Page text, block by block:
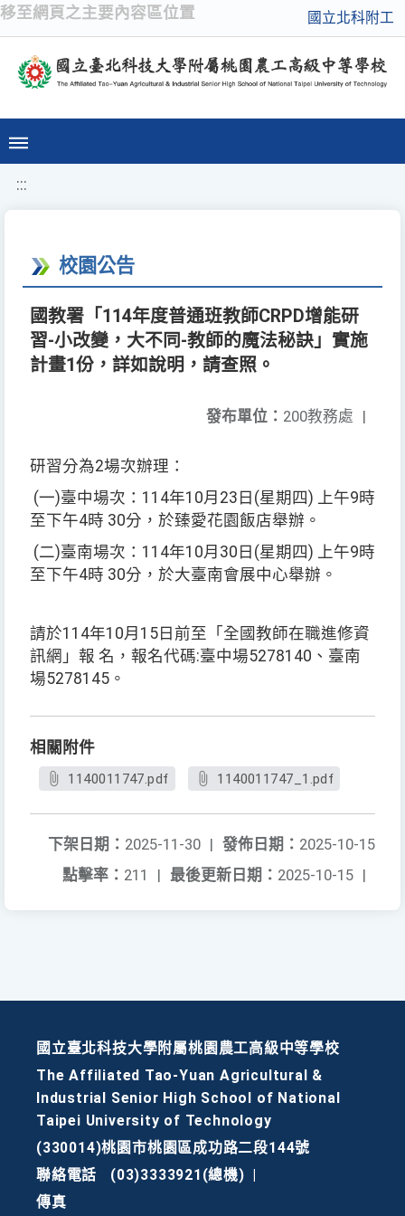
移至網頁之主要內容區位置 國立北科附工
:::
校園公告
國教署「114年度普通班教師CRPD增能研
習-小改變，大不同-教師的魔法秘訣」實施
計畫1份，詳如說明，請查照。
發布單位： 200教務處 |
研習分為2場次辦理：
(一)臺中場次：114年10月23日(星期四) 上午9時
至下午4時 30分，於臻愛花園飯店舉辦。
(二)臺南場次：114年10月30日(星期四) 上午9時
至下午4時 30分，於大臺南會展中心舉辦。
請於114年10月15日前至「全國教師在職進修資
訊網」報 名，報名代碼:臺中場5278140、臺南
場5278145。
相關附件
1140011747.pdf 1140011747_1.pdf
發佈日期： 2025-10-15
下架日期： 2025-11-30 |
最後更新日期： 2025-10-15 |
點擊率： 211 |
國立臺北科技大學附屬桃園農工高級中等學校
The Affiliated Tao-Yuan Agricultural &
Industrial Senior High School of National
Taipei University of Technology
(330014)桃園市桃園區成功路二段144號
聯絡電話
(03)3333921(總機)
傳真